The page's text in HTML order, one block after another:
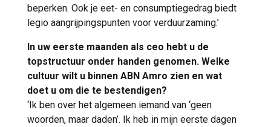
beperken. Ook je eet- en consumptiegedrag biedt
legio aangrijpingspunten voor verduurzaming.’
In uw eerste maanden als ceo hebt u de
topstructuur onder handen genomen. Welke
cultuur wilt u binnen ABN Amro zien en wat
doet u om die te bestendigen?
‘Ik ben over het algemeen iemand van ‘geen
woorden, maar daden’. Ik heb in mijn eerste dagen